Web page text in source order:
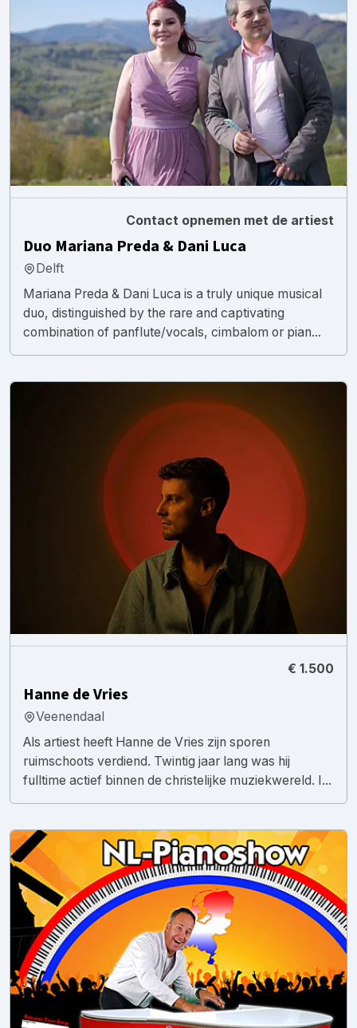
Contact opnemen met de artiest
Duo Mariana Preda & Dani Luca
Delft
Mariana Preda & Dani Luca is a truly unique musical
duo, distinguished by the rare and captivating
combination of panflute/vocals, cimbalom or pian...
€ 1.500
Hanne de Vries
Veenendaal
Als artiest heeft Hanne de Vries zijn sporen
ruimschoots verdiend. Twintig jaar lang was hij
fulltime actief binnen de christelijke muziekwereld. I...